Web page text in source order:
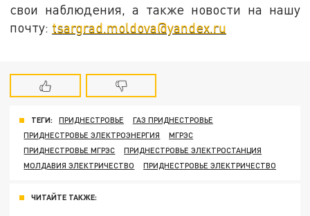
свои наблюдения, а также новости на нашу
почту: tsargrad.moldova@yandex.ru
ТЕГИ: ПРИДНЕСТРОВЬЕ
ГАЗ ПРИДНЕСТРОВЬЕ
ПРИДНЕСТРОВЬЕ ЭЛЕКТРОЭНЕРГИЯ
МГРЭС
ПРИДНЕСТРОВЬЕ МГРЭС
ПРИДНЕСТРОВЬЕ ЭЛЕКТРОСТАНЦИЯ
МОЛДАВИЯ ЭЛЕКТРИЧЕСТВО
ПРИДНЕСТРОВЬЕ ЭЛЕКТРИЧЕСТВО
ЧИТАЙТЕ ТАКЖЕ: